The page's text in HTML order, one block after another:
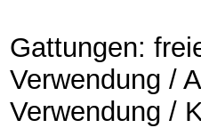
Gattungen:
Verwendung /
Verwendung /